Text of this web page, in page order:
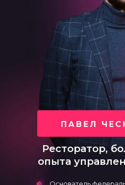
ПАВЕЛ
Ресторатор,
опыта